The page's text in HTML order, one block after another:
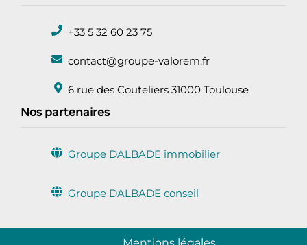
Back
Icon
label
+33 5 32 60 23 75
Icon
label
contact@groupe-valorem.fr
Icon
label
6 rue des Couteliers 31000 Toulouse
Nos partenaires
Icon
Groupe DALBADE immobilier
Icon
Groupe DALBADE conseil